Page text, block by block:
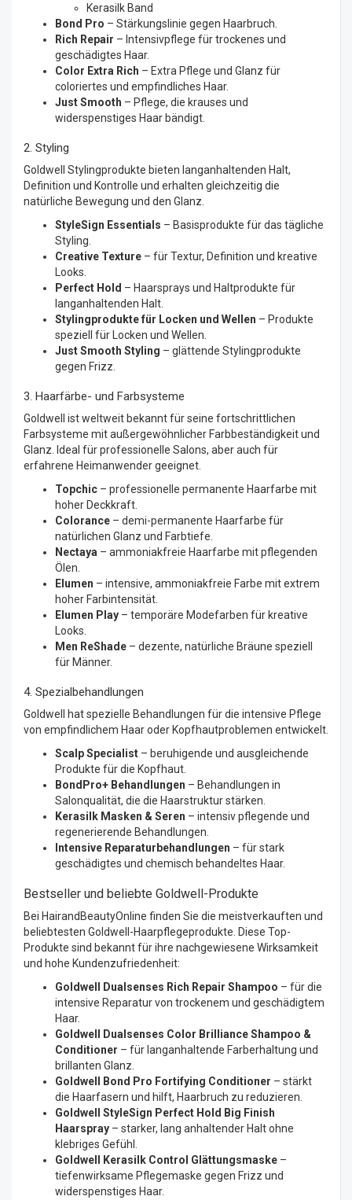
Kerasilk Band
Bond Pro – Stärkungslinie gegen Haarbruch.
Rich Repair – Intensivpflege für trockenes und
geschädigtes Haar.
Color Extra Rich – Extra Pflege und Glanz für
coloriertes und empfindliches Haar.
Just Smooth – Pflege, die krauses und
widerspenstiges Haar bändigt.
2. Styling
Goldwell Stylingprodukte bieten langanhaltenden Halt,
Definition und Kontrolle und erhalten gleichzeitig die
natürliche Bewegung und den Glanz.
StyleSign Essentials – Basisprodukte für das tägliche
Styling.
Creative Texture – für Textur, Definition und kreative
Looks.
Perfect Hold – Haarsprays und Haltprodukte für
langanhaltenden Halt.
Stylingprodukte für Locken und Wellen – Produkte
speziell für Locken und Wellen.
Just Smooth Styling – glättende Stylingprodukte
gegen Frizz.
3. Haarfärbe- und Farbsysteme
Goldwell ist weltweit bekannt für seine fortschrittlichen
Farbsysteme mit außergewöhnlicher Farbbeständigkeit und
Glanz. Ideal für professionelle Salons, aber auch für
erfahrene Heimanwender geeignet.
Topchic – professionelle permanente Haarfarbe mit
hoher Deckkraft.
Colorance – demi-permanente Haarfarbe für
natürlichen Glanz und Farbtiefe.
Nectaya – ammoniakfreie Haarfarbe mit pflegenden
Ölen.
Elumen – intensive, ammoniakfreie Farbe mit extrem
hoher Farbintensität.
Elumen Play – temporäre Modefarben für kreative
Looks.
Men ReShade – dezente, natürliche Bräune speziell
für Männer.
4. Spezialbehandlungen
Goldwell hat spezielle Behandlungen für die intensive Pflege
von empfindlichem Haar oder Kopfhautproblemen entwickelt.
Scalp Specialist – beruhigende und ausgleichende
Produkte für die Kopfhaut.
BondPro+ Behandlungen – Behandlungen in
Salonqualität, die die Haarstruktur stärken.
Kerasilk Masken & Seren – intensiv pflegende und
regenerierende Behandlungen.
Intensive Reparaturbehandlungen – für stark
geschädigtes und chemisch behandeltes Haar.
Bestseller und beliebte Goldwell-Produkte
Bei HairandBeautyOnline finden Sie die meistverkauften und
beliebtesten Goldwell-Haarpflegeprodukte. Diese Top-
Produkte sind bekannt für ihre nachgewiesene Wirksamkeit
und hohe Kundenzufriedenheit:
Goldwell Dualsenses Rich Repair Shampoo – für die
intensive Reparatur von trockenem und geschädigtem
Haar.
Goldwell Dualsenses Color Brilliance Shampoo &
Conditioner – für langanhaltende Farberhaltung und
brillanten Glanz.
Goldwell Bond Pro Fortifying Conditioner – stärkt
die Haarfasern und hilft, Haarbruch zu reduzieren.
Goldwell StyleSign Perfect Hold Big Finish
Haarspray – starker, lang anhaltender Halt ohne
klebriges Gefühl.
Goldwell Kerasilk Control Glättungsmaske –
tiefenwirksame Pflegemaske gegen Frizz und
widerspenstiges Haar.